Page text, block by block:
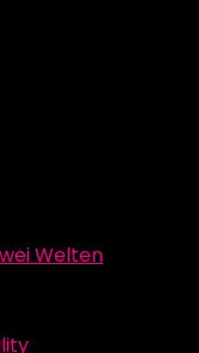
Welten